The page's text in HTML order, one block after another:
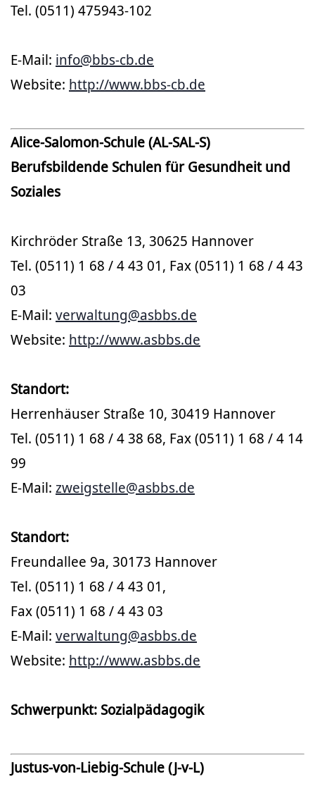
Tel. (0511) 475943-102
E-Mail: info@bbs-cb.de
Website: http://www.bbs-cb.de
Alice-Salomon-Schule (AL-SAL-S)
Berufsbildende Schulen für Gesundheit und
Soziales
Kirchröder Straße 13, 30625 Hannover
Tel. (0511) 1 68 / 4 43 01, Fax (0511) 1 68 / 4 43
03
E-Mail: verwaltung@asbbs.de
Website: http://www.asbbs.de
Standort:
Herrenhäuser Straße 10, 30419 Hannover
Tel. (0511) 1 68 / 4 38 68, Fax (0511) 1 68 / 4 14
99
E-Mail: zweigstelle@asbbs.de
Standort:
Freundallee 9a, 30173 Hannover
Tel. (0511) 1 68 / 4 43 01,
Fax (0511) 1 68 / 4 43 03
E-Mail: verwaltung@asbbs.de
Website: http://www.asbbs.de
Schwerpunkt: Sozialpädagogik
Justus-von-Liebig-Schule (J-v-L)